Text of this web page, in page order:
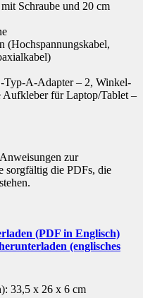
Schraube und 20 cm
(Hochspannungskabel,
A-Adapter – 2, Winkel-
für Laptop/Tablet –
zur
sorgfältig die PDFs, die
(PDF in Englisch)
(englisches
33,5 x 26 x 6 cm